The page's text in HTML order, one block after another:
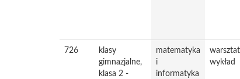
726
klasy
gimnazjalne,
klasa 2 -
matematyka
i
informatyka
wykład